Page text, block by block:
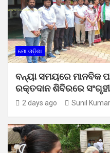
ମୋ ଓଡ଼ିଶା
ବନ୍ୟା ସମୟରେ ମାନବିକ
ରକ୍ତଦାନ ଶିବିରରେ
2 days ago Sunil